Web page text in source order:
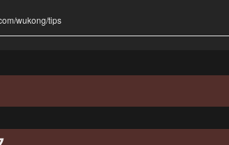
wukong/tips